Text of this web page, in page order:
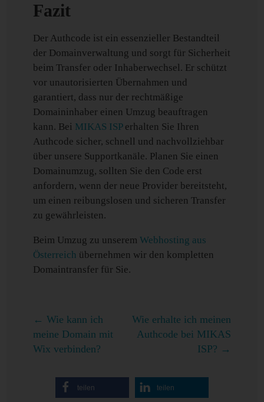
Fazit
Der Authcode ist ein essenzieller Bestandteil
der Domainverwaltung und sorgt für Sicherheit
beim Transfer oder Inhaberwechsel. Er schützt
vor unautorisierten Übernahmen und
garantiert, dass nur der rechtmäßige
Domaininhaber einen Umzug beauftragen
kann. Bei MIKAS ISPerhalten Sie Ihren
Authcode sicher, schnell und nachvollziehbar
über unsere Supportkanäle. Planen Sie einen
Domainumzug, sollten Sie den Code erst
anfordern, wenn der neue Provider bereitsteht,
um einen reibungslosen und sicheren Transfer
zu gewährleisten.
Beim Umzug zu unseremWebhosting aus
Österreich übernehmen wir den kompletten
Domaintransfer für Sie.
←Wie kann ich
meine Domain mit
Wix verbinden?
Wie erhalte ich meinen
Authcode bei MIKAS
ISP? →
teilen teilen